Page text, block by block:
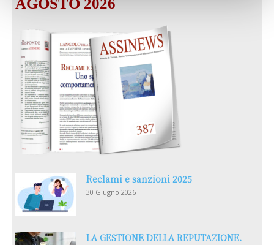
AGOSTO 2026
Reclami e sanzioni 2025
30 Giugno 2026
LA GESTIONE DELLA REPUTAZIONE.